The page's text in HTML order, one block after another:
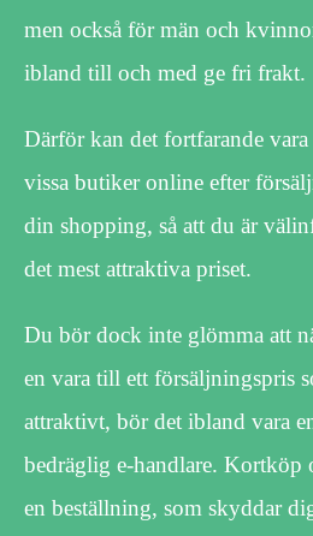
men också för män och
ibland till och med ge fri frakt.
Därför kan det fortfarande
vissa butiker online efter
din shopping, så att du är
det mest attraktiva priset.
Du bör dock inte glömma att
en vara till ett försäljningspris
attraktivt, bör det ibland vara
bedräglig e-handlare.
en beställning, som skyddar